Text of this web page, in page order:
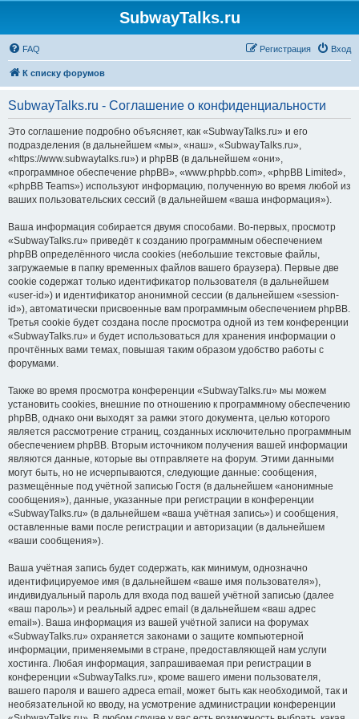
SubwayTalks.ru
FAQ Вход
Регистрация
К списку форумов
SubwayTalks.ru - Соглашение о конфиденциальности
Это соглашение подробно объясняет, как «SubwayTalks.ru» и его
подразделения (в дальнейшем «мы», «наш», «SubwayTalks.ru»,
«https://www.subwaytalks.ru») и phpBB (в дальнейшем «они»,
«программное обеспечение phpBB», «www.phpbb.com», «phpBB Limited»,
«phpBB Teams») используют информацию, полученную во время любой из
ваших пользовательских сессий (в дальнейшем «ваша информация»).
Ваша информация собирается двумя способами. Во-первых, просмотр
«SubwayTalks.ru» приведёт к созданию программным обеспечением
phpBB определённого числа cookies (небольшие текстовые файлы,
загружаемые в папку временных файлов вашего браузера). Первые две
cookie содержат только идентификатор пользователя (в дальнейшем
«user-id») и идентификатор анонимной сессии (в дальнейшем «session-
id»), автоматически присвоенные вам программным обеспечением phpBB.
Третья cookie будет создана после просмотра одной из тем конференции
«SubwayTalks.ru» и будет использоваться для хранения информации о
прочтённых вами темах, повышая таким образом удобство работы с
форумами.
Также во время просмотра конференции «SubwayTalks.ru» мы можем
установить cookies, внешние по отношению к программному обеспечению
phpBB, однако они выходят за рамки этого документа, целью которого
является рассмотрение страниц, созданных исключительно программным
обеспечением phpBB. Вторым источником получения вашей информации
являются данные, которые вы отправляете на форум. Этими данными
могут быть, но не исчерпываются, следующие данные: сообщения,
размещённые под учётной записью Гостя (в дальнейшем «анонимные
сообщения»), данные, указанные при регистрации в конференции
«SubwayTalks.ru» (в дальнейшем «ваша учётная запись») и сообщения,
оставленные вами после регистрации и авторизации (в дальнейшем
«ваши сообщения»).
Ваша учётная запись будет содержать, как минимум, однозначно
идентифицируемое имя (в дальнейшем «ваше имя пользователя»),
индивидуальный пароль для входа под вашей учётной записью (далее
«ваш пароль») и реальный адрес email (в дальнейшем «ваш адрес
email»). Ваша информация из вашей учётной записи на форумах
«SubwayTalks.ru» охраняется законами о защите компьютерной
информации, применяемыми в стране, предоставляющей нам услуги
хостинга. Любая информация, запрашиваемая при регистрации в
конференции «SubwayTalks.ru», кроме вашего имени пользователя,
вашего пароля и вашего адреса email, может быть как необходимой, так и
необязательной ко вводу, на усмотрение администрации конференции